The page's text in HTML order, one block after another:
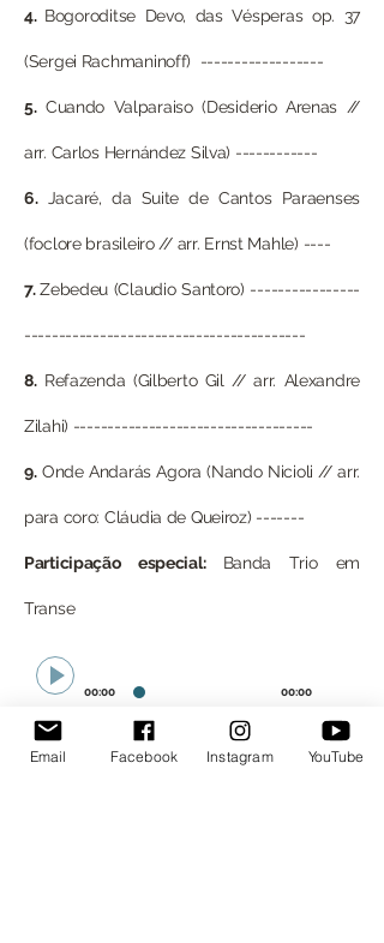
4. Bogoroditse Devo, das Vésperas op. 37
(Sergei Rachmaninoff) ------------------
5.Cuando Valparaiso (Desiderio Arenas //
arr. Carlos Hernández Silva) ------------
6.Jacaré, da Suite de Cantos Paraenses
(foclore brasileiro // arr. Ernst Mahle) ----
7.Zebedeu (Claudio Santoro) ----------------
-----------------------------------------
8.Refazenda (Gilberto Gil // arr. Alexandre
Zilahi) -----------------------------------
9.Onde Andarás Agora (Nando Nicioli // arr.
para coro: Cláudia de Queiroz) -------
Participação especial: Banda Trio em
Transe
00:00 00:00
Email Facebook Instagram YouTube